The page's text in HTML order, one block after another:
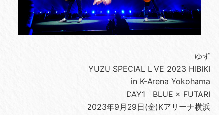
ゆず
YUZU SPECIAL LIVE 2023 HIBIKI
in K-Arena Yokohama
DAY1 BLUE × FUTARI
2023年9月29日(金)Kアリーナ横浜